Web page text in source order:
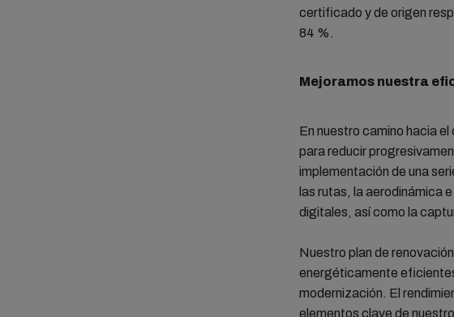
certificado y de origen
84 %.
Mejoramos nuestra
En nuestro camino hacia
para reducir
implementación de una
las rutas, la aerodinámica
digitales, así como la
Nuestro plan de
energéticamente
modernización. El
elementos clave de